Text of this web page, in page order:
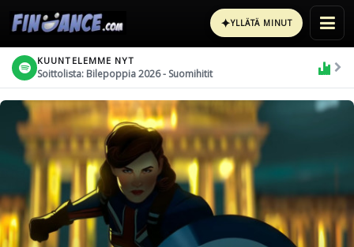
✦YLLÄTÄ MINUT
KUUNTELEMME NYT
Soittolista: Bilepoppia 2026 - Suomihitit